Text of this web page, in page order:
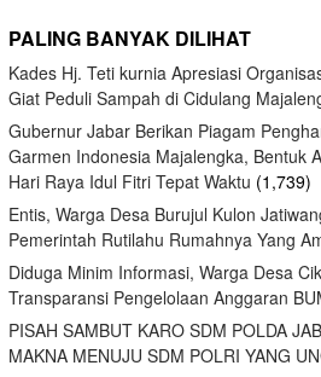
PALING BANYAK DILIHAT
Kades Hj. Teti kurnia Apresiasi
Giat Peduli Sampah di Cidulang
Gubernur Jabar Berikan Piagam
Garmen Indonesia Majalengka, Bentuk
Hari Raya Idul Fitri Tepat Waktu (1,739)
Entis, Warga Desa Burujul Kulon
Pemerintah Rutilahu Rumahnya Yang
Diduga Minim Informasi, Warga Desa
Transparansi Pengelolaan Anggaran
PISAH SAMBUT KARO SDM POLDA
MAKNA MENUJU SDM POLRI YANG